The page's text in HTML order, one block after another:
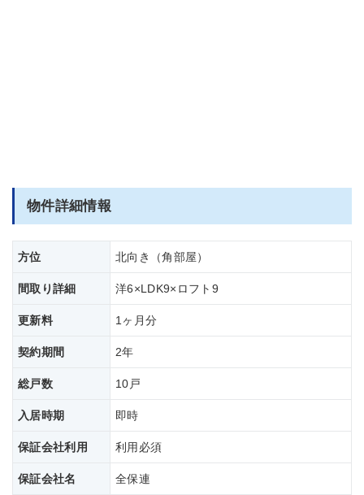
物件詳細情報
方位 北向き（角部屋）
間取り詳細 洋6×LDK9×ロフト9
更新料 1ヶ月分
契約期間 2年
総戸数 10戸
入居時期 即時
保証会社利用 利用必須
保証会社名 全保連